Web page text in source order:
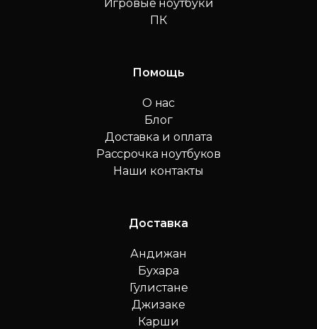
Игровые ноутбуки
ПК
Помощь
О нас
Блог
Доставка и оплата
Рассрочка ноутбуков
Наши контакты
Доставка
Андижан
Бухара
Гулистане
Джизаке
Карши